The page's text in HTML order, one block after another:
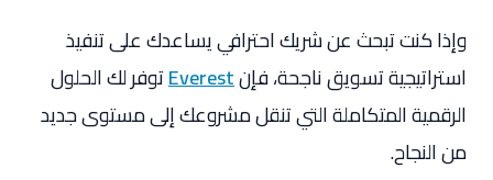
وإذا كنت تبحث عن شريك احترافي يساعدك على تنفيذ
استراتيجية تسويق ناجحة، فإنEverestتوفر لك الحلول
الرقمية المتكاملة التي تنقل مشروعك إلى مستوى جديد
من النجاح.